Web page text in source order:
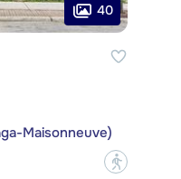
40
Maisonneuve)
?